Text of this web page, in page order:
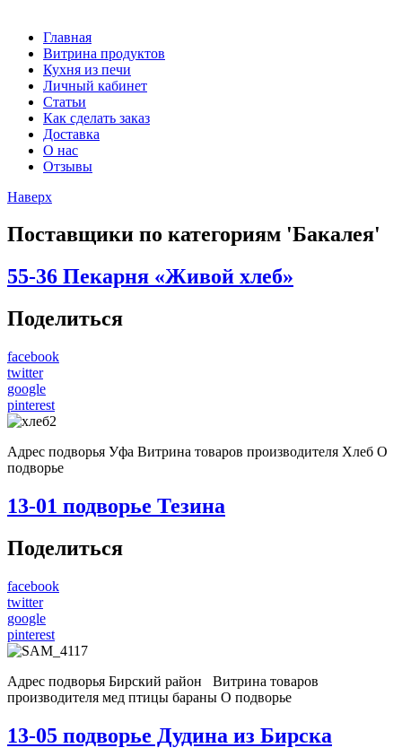
Главная
Витрина продуктов
Кухня из печи
Личный кабинет
Статьи
Как сделать заказ
Доставка
О нас
Отзывы
Наверх
Поставщики по категориям 'Бакалея'
55-36 Пекарня «Живой хлеб»
Поделиться
facebook
twitter
google
pinterest
Адрес подворья Уфа Витрина товаров производителя Хлеб О
подворье
13-01 подворье Тезина
Поделиться
facebook
twitter
google
pinterest
Адрес подворья Бирский район Витрина товаров
производителя мед птицы бараны О подворье
13-05 подворье Дудина из Бирска